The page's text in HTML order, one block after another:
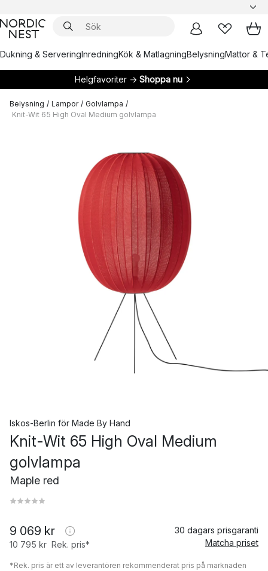
Dukning & ServeringInredningKök & MatlagningBelysningMattor &
Helgfavoriter → Shoppa nu
Belysning / Lampor / Golvlampa /
Knit-Wit 65 High Oval Medium golvlampa
Iskos-Berlin för Made By Hand
Knit-Wit 65 High Oval Medium
golvlampa
Maple red
9 069 kr
10 795 kr Rek. pris*
30 dagars prisgaranti
Matcha priset
*Rek. pris är ett av leverantören rekommenderat pris på marknaden